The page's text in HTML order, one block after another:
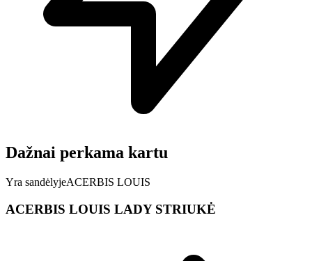
Dažnai perkama kartu
Yra sandėlyjeACERBIS LOUIS
ACERBIS LOUIS LADY STRIUKĖ